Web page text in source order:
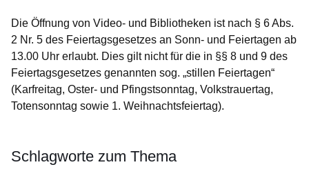
Die Öffnung von Video- und Bibliotheken ist nach § 6 Abs.
2 Nr. 5 des Feiertagsgesetzes an Sonn- und Feiertagen ab
13.00 Uhr erlaubt. Dies gilt nicht für die in §§ 8 und 9 des
Feiertagsgesetzes genannten sog. „stillen Feiertagen“
(Karfreitag, Oster- und Pfingstsonntag, Volkstrauertag,
Totensonntag sowie 1. Weihnachtsfeiertag).
Schlagworte zum Thema